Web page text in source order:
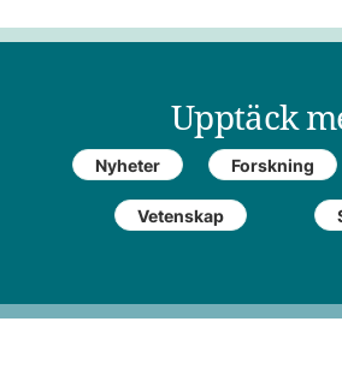
Upptäck
Nyheter Forskning
Vetenskap